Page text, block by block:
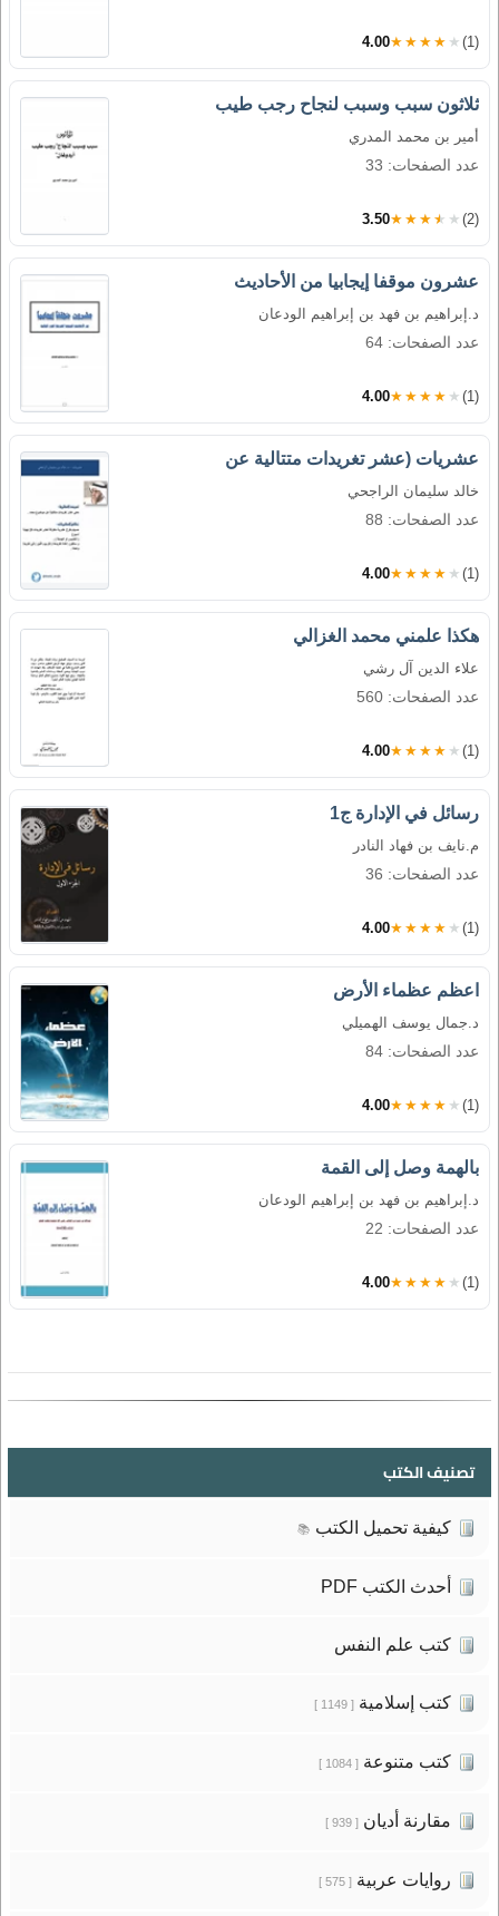
4.00★★★★★ (1)
ثلاثون سبب وسبب لنجاح رجب طيب
أمير بن محمد المدري
عدد الصفحات: 33
3.50★★★★★ (2)
عشرون موقفا إيجابيا من الأحاديث
د.إبراهيم بن فهد بن إبراهيم الودعان
عدد الصفحات: 64
4.00★★★★★ (1)
عشريات (عشر تغريدات متتالية عن
خالد سليمان الراجحي
عدد الصفحات: 88
4.00★★★★★ (1)
هكذا علمني محمد الغزالي
علاء الدين آل رشي
عدد الصفحات: 560
4.00★★★★★ (1)
رسائل في الإدارة ج1
م.نايف بن فهاد النادر
عدد الصفحات: 36
4.00★★★★★ (1)
اعظم عظماء الأرض
د.جمال يوسف الهميلي
عدد الصفحات: 84
4.00★★★★★ (1)
بالهمة وصل إلى القمة
د.إبراهيم بن فهد بن إبراهيم الودعان
عدد الصفحات: 22
4.00★★★★★ (1)
تصنيف الكتب
كيفية تحميل الكتب 📚
أحدث الكتب PDF
كتب علم النفس
كتب إسلامية[ 1149 ]
كتب متنوعة[ 1084 ]
مقارنة أديان[ 939 ]
روايات عربية[ 575 ]